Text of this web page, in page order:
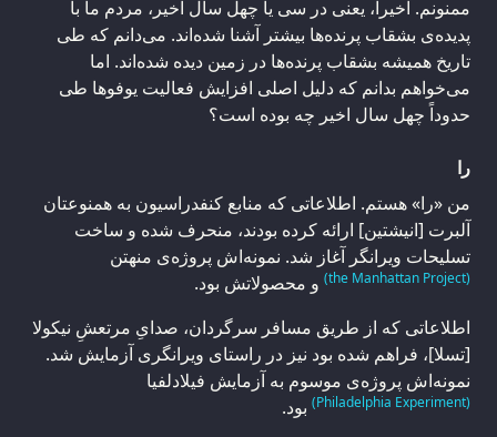
ممنونم. اخیراً، یعنی در سی یا چهل سال اخیر، مردم ما با
پدیده‌ی بشقاب پرنده‌ها بیشتر آشنا شده‌اند. می‌دانم که طی
تاریخ همیشه بشقاب پرنده‌ها در زمین دیده شده‌اند. اما
می‌خواهم بدانم که دلیل اصلی افزایش فعالیت یوفوها طی
حدوداً چهل سال اخیر چه بوده است؟
را
من «را» هستم. اطلاعاتی که منابع کنفدراسیون به همنوعتان
آلبرت [انیشتین] ارائه کرده بودند، منحرف شده و ساخت
تسلیحات ویرانگر آغاز شد. نمونه‌اش پروژه‌ی منهتن
(the Manhattan Project)
و محصولاتش بود.
اطلاعاتی که از طریق مسافر سرگردان، صدایِ مرتعشِ نیکولا
[تسلا]، فراهم شده بود نیز در راستای ویرانگری آزمایش شد.
نمونه‌اش پروژه‌ی موسوم به آزمایش فیلادلفیا
(Philadelphia Experiment)
بود.